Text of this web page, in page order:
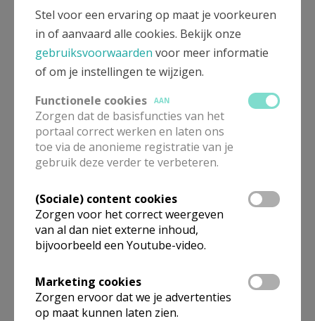
Beroepsvereniging Zorgpastores
Stel voor een ervaring op maat je voorkeuren
in of aanvaard alle cookies. Bekijk onze
gebruiksvoorwaarden voor meer informatie
of om je instellingen te wijzigen.
Functionele cookies
AAN
Zorgen dat de basisfuncties van het
portaal correct werken en laten ons
toe via de anonieme registratie van je
gebruik deze verder te verbeteren.
(Sociale) content cookies
Zorgen voor het correct weergeven
van al dan niet externe inhoud,
bijvoorbeeld een Youtube-video.
Marketing cookies
Zorgen ervoor dat we je advertenties
op maat kunnen laten zien.